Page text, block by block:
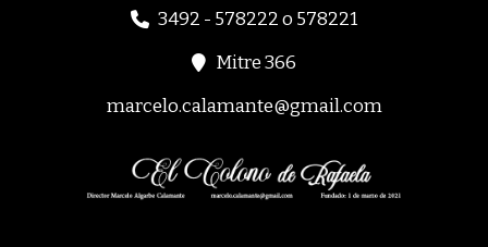
3492 - 578222 o 578221
Mitre 366
marcelo.calamante@gmail.com